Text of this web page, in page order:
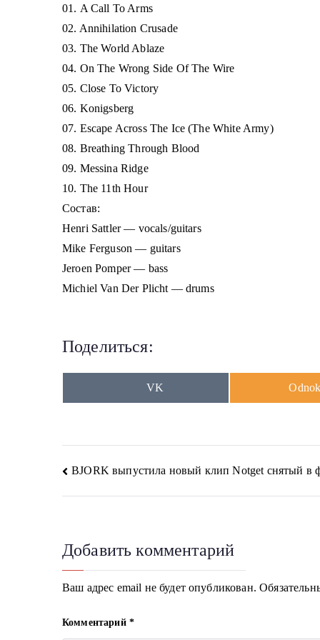
01. A Call To Arms
02. Annihilation Crusade
03. The World Ablaze
04. On The Wrong Side Of The Wire
05. Close To Victory
06. Konigsberg
07. Escape Across The Ice (The White Army)
08. Breathing Through Blood
09. Messina Ridge
10. The 11th Hour
Состав:
Henri Sattler — vocals/guitars
Mike Ferguson — guitars
Jeroen Pomper — bass
Michiel Van Der Plicht — drums
Поделиться:
Share
VK
Share
Навигация
по
BJORK выпустила новый клип Notget снятый в
Добавить комментарий
Ваш адрес email не будет опубликован.
Комментарий *